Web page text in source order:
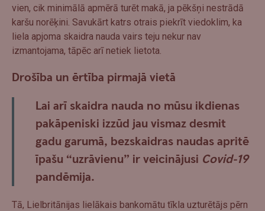
vien, cik minimālā apmērā turēt makā, ja pēkšņi nestrādā
karšu norēķini. Savukārt katrs otrais piekrīt viedoklim, ka
liela apjoma skaidra nauda vairs teju nekur nav
izmantojama, tāpēc arī netiek lietota.
Drošība un ērtība pirmajā vietā
Lai arī skaidra nauda no mūsu ikdienas
pakāpeniski izzūd jau vismaz desmit
gadu garumā, bezskaidras naudas apritē
īpašu “uzrāvienu” ir veicinājusi Covid-19
pandēmija.
Tā, Lielbritānijas lielākais bankomātu tīkla uzturētājs pērn